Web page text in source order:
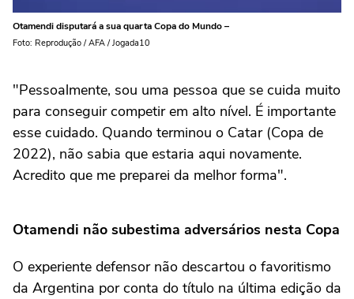
Otamendi disputará a sua quarta Copa do Mundo –
Foto: Reprodução / AFA / Jogada10
"Pessoalmente, sou uma pessoa que se cuida muito
para conseguir competir em alto nível. É importante
esse cuidado. Quando terminou o Catar (Copa de
2022), não sabia que estaria aqui novamente.
Acredito que me preparei da melhor forma".
Otamendi não subestima adversários nesta Copa
O experiente defensor não descartou o favoritismo
da Argentina por conta do título na última edição da